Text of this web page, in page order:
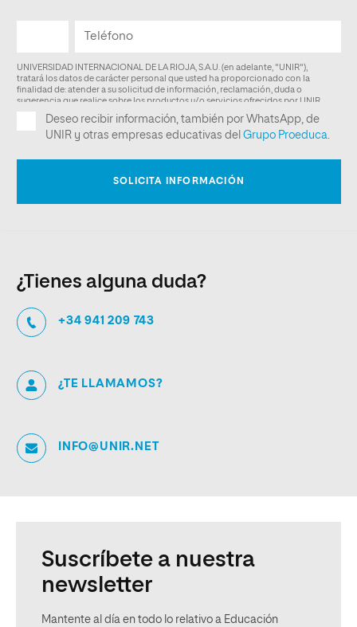
¿Tienes alguna duda?
+34 941 209 743
¿TE LLAMAMOS?
INFO@UNIR.NET
Suscríbete a nuestra
newsletter
Mantente al día en todo lo relativo a Educación